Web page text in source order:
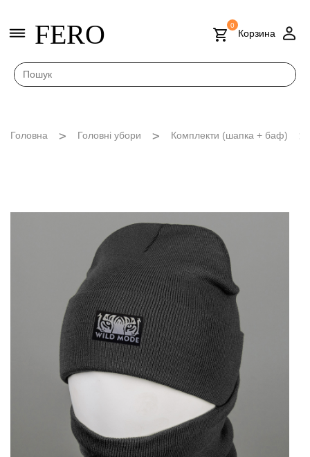
FERO 0
Корзина
Головна Головні убори Комплекти (шапка + баф)